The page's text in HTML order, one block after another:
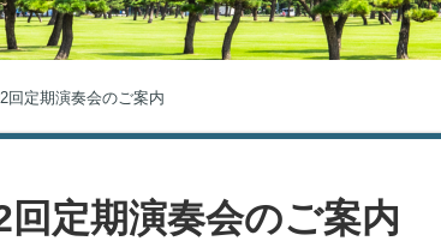
回定期演奏会のご案内
定期演奏会のご案内